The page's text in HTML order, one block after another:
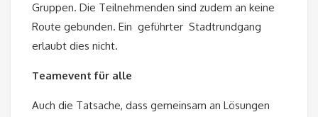
Gruppen. Die Teilnehmenden sind zudem an keine
Route gebunden. Ein geführter Stadtrundgang
erlaubt dies nicht.
Teamevent für alle
Auch die Tatsache, dass gemeinsam an Lösungen